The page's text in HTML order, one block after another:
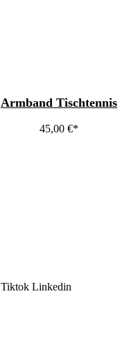
Armband Tischtennis
45,00 €
Tiktok Linkedin